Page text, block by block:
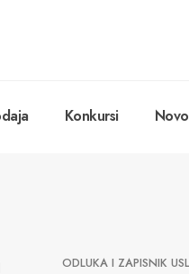
Konkursi
ODLUKA I ZAPISNIK